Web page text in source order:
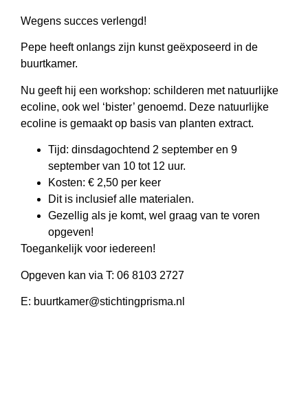
Wegens succes verlengd!
Pepe heeft onlangs zijn kunst geëxposeerd in de
buurtkamer.
Nu geeft hij een workshop: schilderen met natuurlijke
ecoline, ook wel ‘bister’ genoemd. Deze natuurlijke
ecoline is gemaakt op basis van planten extract.
Tijd: dinsdagochtend 2 september en 9
september van 10 tot 12 uur.
Kosten: € 2,50 per keer
Dit is inclusief alle materialen.
Gezellig als je komt, wel graag van te voren
opgeven!
Toegankelijk voor iedereen!
Opgeven kan via T: 06 8103 2727
E: buurtkamer@stichtingprisma.nl